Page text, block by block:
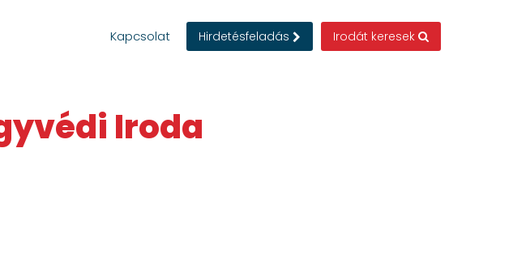
Kapcsolat Hirdetésfeladás Irodát keresek
Iroda